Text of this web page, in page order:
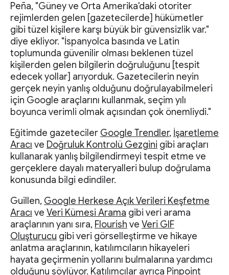
Peña, "Güney ve Orta Amerika'daki otoriter
rejimlerden gelen [gazetecilerde] hükümetler
gibi tüzel kişilere karşı büyük bir güvensizlik var."
diye ekliyor. "İspanyolca basında ve Latin
toplumunda güvenilir olması beklenen tüzel
kişilerden gelen bilgilerin doğruluğunu [tespit
edecek yollar] arıyorduk. Gazetecilerin neyin
gerçek neyin yanlış olduğunu doğrulayabilmeleri
için Google araçlarını kullanmak, seçim yılı
boyunca verimli olmak açısından çok önemliydi."
Eğitimde gazeteciler Google Trendler, İşaretleme
Aracı ve Doğruluk Kontrolü Gezgini gibi araçları
kullanarak yanlış bilgilendirmeyi tespit etme ve
gerçeklere dayalı materyalleri bulup doğrulama
konusunda bilgi edindiler.
Guillen, Google Herkese Açık Verileri Keşfetme
Aracı ve Veri Kümesi Arama gibi veri arama
araçlarının yanı sıra, Flourish ve Veri GIF
Oluşturucu gibi veri görselleştirme ve hikaye
anlatma araçlarının, katılımcıların hikayeleri
hayata geçirmenin yollarını bulmalarına yardımcı
olduğunu söylüyor. Katılımcılar ayrıca Pinpoint